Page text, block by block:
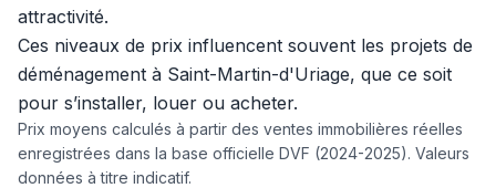
attractivité.
Ces niveaux de prix influencent souvent les projets de
déménagement à Saint-Martin-d'Uriage, que ce soit
pour s’installer, louer ou acheter.
Prix moyens calculés à partir des ventes immobilières réelles
enregistrées dans la base officielle DVF (2024-2025). Valeurs
données à titre indicatif.